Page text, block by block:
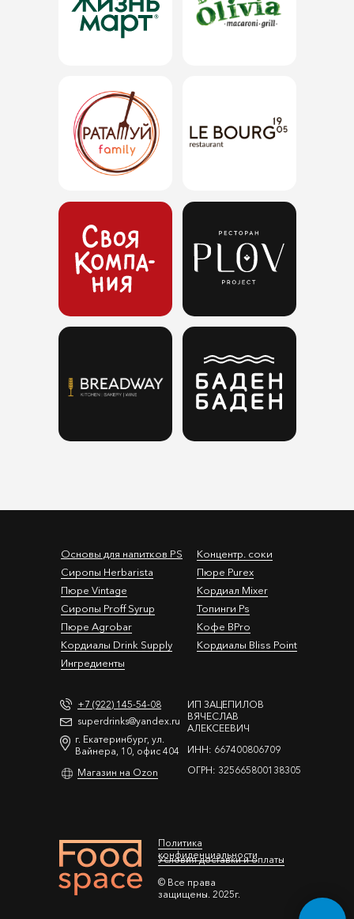
© Все права
защищены. 2025г.
ИП ЗАЦЕПИЛОВ
ВЯЧЕСЛАВ
АЛЕКСЕЕВИЧ
ИНН: 667400806709
ОГРН: 325665800138305
Основы для напитков PS
Сиропы Herbarista
Пюре Vintage
Cиропы Proff Syrup
Пюре Agrobar
Кордиалы Drink Supply
Ингредиенты
Политика
конфиденциальности
Условия доставки и оплаты
superdrinks@yandex.ru
+7 (922) 145-54-08
г. Екатеринбург, ул.
Вайнера, 10, офис 404
Магазин на Ozon
Концентр. соки
Пюре Purex
Кордиал Mixer
Топинги Ps
Кофе BPro
Кордиалы Bliss Point